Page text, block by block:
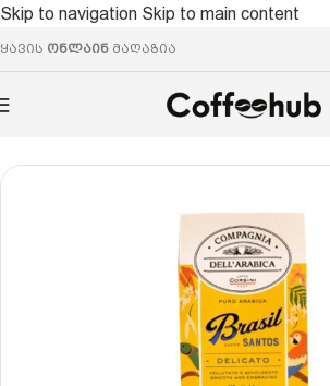
Skip to navigation Skip to main content
ყავის ონლაინ მაღაზია